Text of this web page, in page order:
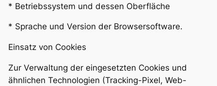
* Betriebssystem und dessen Oberfläche
* Sprache und Version der Browsersoftware.
Einsatz von Cookies
Zur Verwaltung der eingesetzten Cookies und
ähnlichen Technologien (Tracking-Pixel, Web-